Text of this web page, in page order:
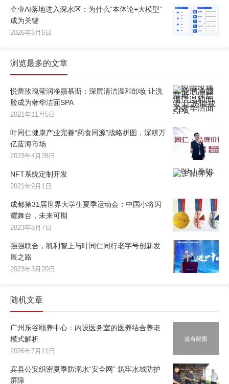
企业AI落地进入深水区：为什么“本体论+大模型”
成为关键
2026年8月6日
浏览最多的文章
悦蕾玫瑰莹润净颜慕斯：深层清洁温和卸妆 让洗
脸成为奢华洁面SPA
2021年11月5日
叶同仁健康产业完善“药食同源”战略拼图，深耕万
亿蓝海市场
2023年4月28日
NFT系统定制开发
2021年9月1日
成都第31届世界大学生夏季运动会：中国小将闪
耀舞台，未来可期
2023年8月7日
强强联合，凯利智上与叶同仁同行老字号创新发
展之路
2023年3月20日
随机文章
广州乐谷颐养中心：内设医务室的医养结合养老
模式解析
2026年7月11日
宾县公安织密夏季防溺水“安全网” 筑牢水域防护
屏障